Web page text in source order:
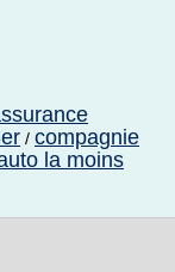
/ compagnie
la moins